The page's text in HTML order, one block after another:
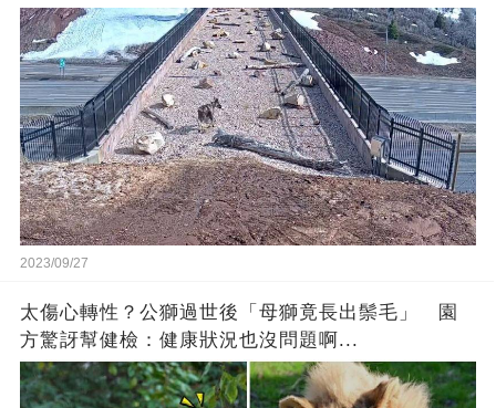
歡呼
2023/09/27
太傷心轉性？公獅過世後「母獅竟長出鬃毛」 園
方驚訝幫健檢：健康狀況也沒問題啊...